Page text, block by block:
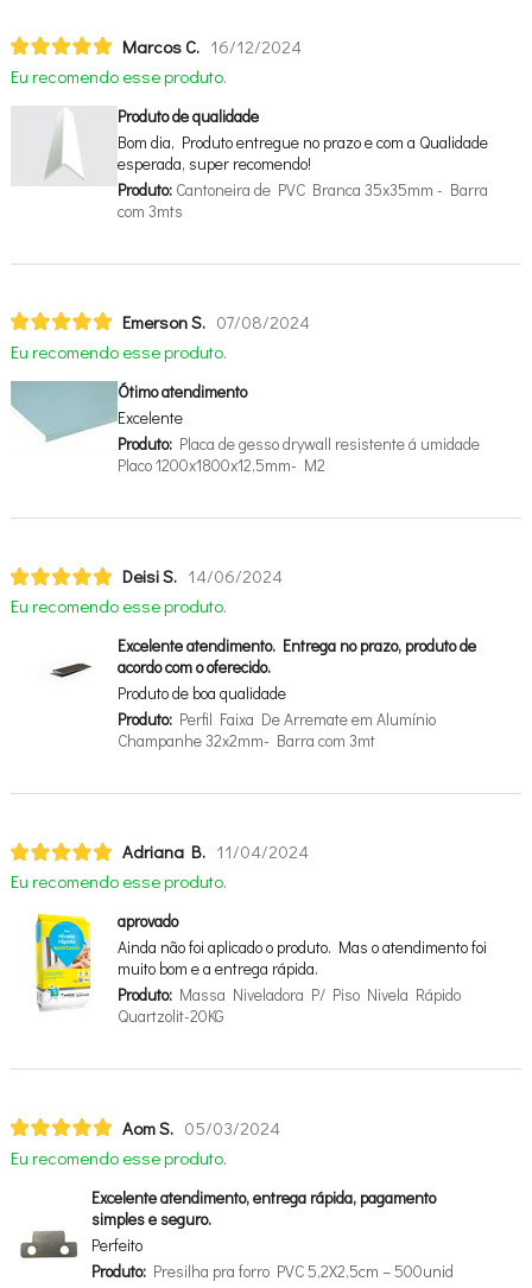
Marcos C. 16/12/2024
Eu recomendo esse produto.
Produto de qualidade
Bom dia, Produto entregue no prazo e com a Qualidade
esperada, super recomendo!
Produto:Cantoneira de PVC Branca 35x35mm - Barra
com 3mts
Emerson S. 07/08/2024
Eu recomendo esse produto.
Ótimo atendimento
Excelente
Produto:Placa de gesso drywall resistente á umidade
Placo 1200x1800x12,5mm- M2
Deisi S. 14/06/2024
Eu recomendo esse produto.
Excelente atendimento. Entrega no prazo, produto de
acordo com o oferecido.
Produto de boa qualidade
Produto:Perfil Faixa De Arremate em Alumínio
Champanhe 32x2mm- Barra com 3mt
Adriana B. 11/04/2024
Eu recomendo esse produto.
aprovado
Ainda não foi aplicado o produto. Mas o atendimento foi
muito bom e a entrega rápida.
Produto:Massa Niveladora P/ Piso Nivela Rápido
Quartzolit-20KG
Aom S. 05/03/2024
Eu recomendo esse produto.
Excelente atendimento, entrega rápida, pagamento
simples e seguro.
Perfeito
Produto:Presilha pra forro PVC 5,2X2,5cm – 500unid